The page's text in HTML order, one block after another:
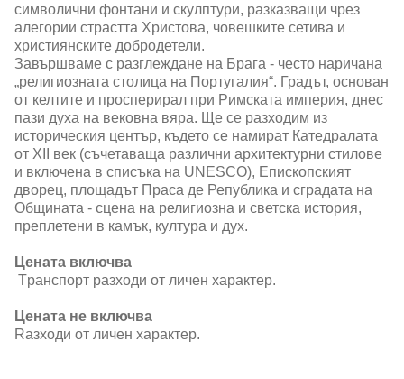
символични фонтани и скулптури, разказващи чрез
алегории страстта Христова, човешките сетива и
християнските добродетели.
Завършваме с разглеждане на Брага - често наричана
„религиозната столица на Португалия“. Градът, основан
от келтите и просперирал при Римската империя, днес
пази духа на вековна вяра. Ще се разходим из
историческия център, където се намират Катедралата
от XII век (съчетаваща различни архитектурни стилове
и включена в списъка на UNESCO), Епископският
дворец, площадът Праса де Република и сградата на
Общината - сцена на религиозна и светска история,
преплетени в камък, култура и дух.
Цената включва
Tранспорт разходи от личен характер.
Цената не включва
Rазходи от личен характер.